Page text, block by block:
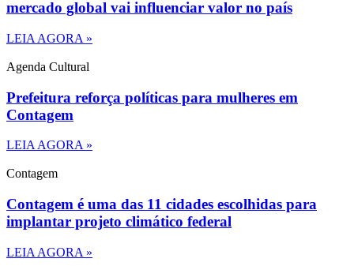
mercado global vai influenciar valor no país
LEIA AGORA »
Agenda Cultural
Prefeitura reforça políticas para mulheres em
Contagem
LEIA AGORA »
Contagem
Contagem é uma das 11 cidades escolhidas para
implantar projeto climático federal
LEIA AGORA »